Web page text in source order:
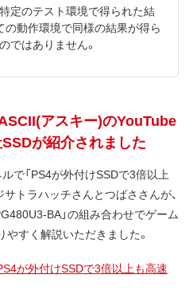
定のテスト環境で得られた結
の動作環境で同様の結果が得ら
ではありません。
アスキー)のYouTube
が紹介されました
で「PS4が外付けSSDで3倍以上
サトラハッチさんとつばささんが、
BA」の組み合わせでゲーム
すく解説いただきました。
PS4が外付けSSDで3倍以上も高速